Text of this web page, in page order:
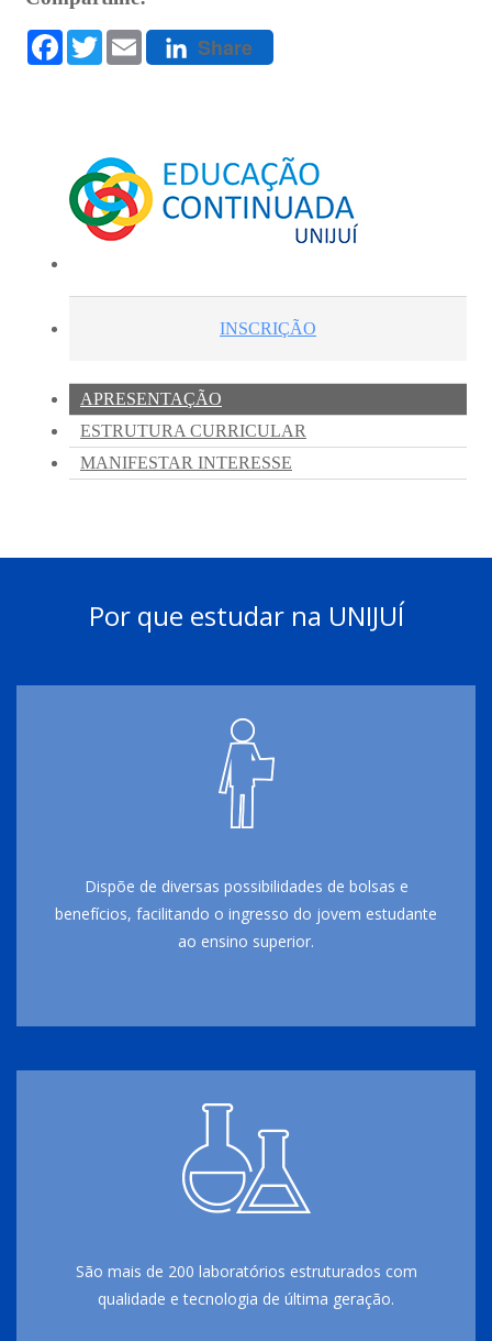
Por que estudar na UNIJUÍ
Dispõe de diversas possibilidades de bolsas e
benefícios, facilitando o ingresso do jovem estudante
ao ensino superior.
São mais de 200 laboratórios estruturados com
qualidade e tecnologia de última geração.